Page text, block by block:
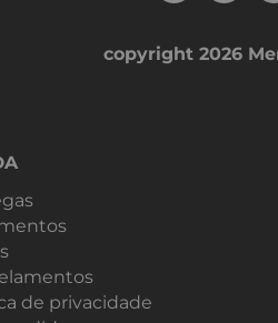
copyright 2026
de privacidade